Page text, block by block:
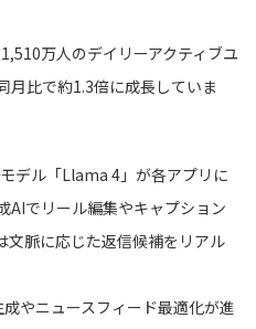
万人のデイリーアクティブユ
月比で約1.3倍に成長していま
デル「Llama 4」が各アプリに
でリール編集やキャプション
脈に応じた返信候補をリアル
やニュースフィード最適化が進